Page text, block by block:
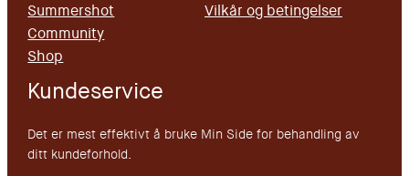
Summershot
Community
Shop
Vilkår og betingelser
Kundeservice
Det er mest effektivt å bruke Min Side for behandling av
ditt kundeforhold.